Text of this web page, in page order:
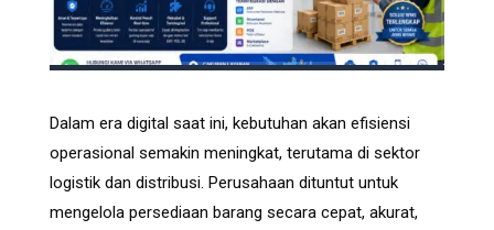
Dalam era digital saat ini, kebutuhan akan efisiensi
operasional semakin meningkat, terutama di sektor
logistik dan distribusi. Perusahaan dituntut untuk
mengelola persediaan barang secara cepat, akurat,